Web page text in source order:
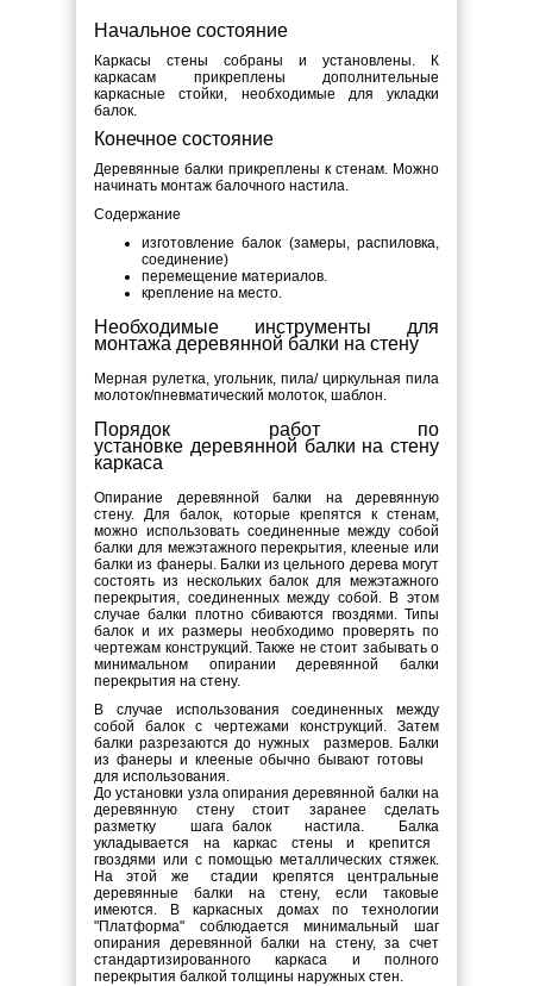
Начальное состояние
Каркасы стены собраны и установлены. К
каркасам прикреплены дополнительные
каркасные стойки, необходимые для укладки
балок.
Конечное состояние
Деревянные балки прикреплены к стенам. Можно
начинать монтаж балочного настила.
Содержание
изготовление балок (замеры, распиловка,
соединение)
перемещение материалов.
крепление на место.
Необходимые инструменты для
монтажа деревянной балки на стену
Мерная рулетка, угольник, пила/ циркульная пила
молоток/пневматический молоток, шаблон.
Порядок работ по
установке деревянной балки на стену
каркаса
Опирание деревянной балки на деревянную
стену. Для балок, которые крепятся к стенам,
можно использовать соединенные между собой
балки для межэтажного перекрытия, клееные или
балки из фанеры. Балки из цельного дерева могут
состоять из нескольких балок для межэтажного
перекрытия, соединенных между собой. В этом
случае балки плотно сбиваются гвоздями. Типы
балок и их размеры необходимо проверять по
чертежам конструкций. Также не стоит забывать о
минимальном опирании деревянной балки
перекрытия на стену.
В случае использования соединенных между
собой балок с чертежами конструкций. Затем
балки разрезаются до нужных размеров. Балки
из фанеры и клееные обычно бывают готовы
для использования.
До установки узла опирания деревянной балки на
деревянную стену стоит заранее сделать
разметку шага балок настила. Балка
укладывается на каркас стены и крепится
гвоздями или с помощью металлических стяжек.
На этой же стадии крепятся центральные
деревянные балки на стену, если таковые
имеются. В каркасных домах по технологии
"Платформа" соблюдается минимальный шаг
опирания деревянной балки на стену, за счет
стандартизированного каркаса и полного
перекрытия балкой толщины наружных стен.